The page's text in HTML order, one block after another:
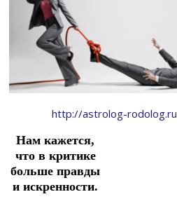
http://astrolog-rodolog.ru
Нам кажется,
что в критике
больше правды
и искренности.